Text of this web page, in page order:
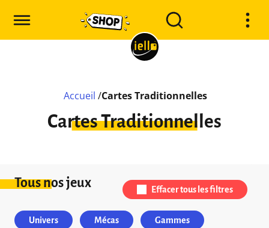
Accueil /Cartes Traditionnelles
Cartes Traditionnelles
Tous nos jeux Effacer tous les filtres
Univers Mécas Gammes